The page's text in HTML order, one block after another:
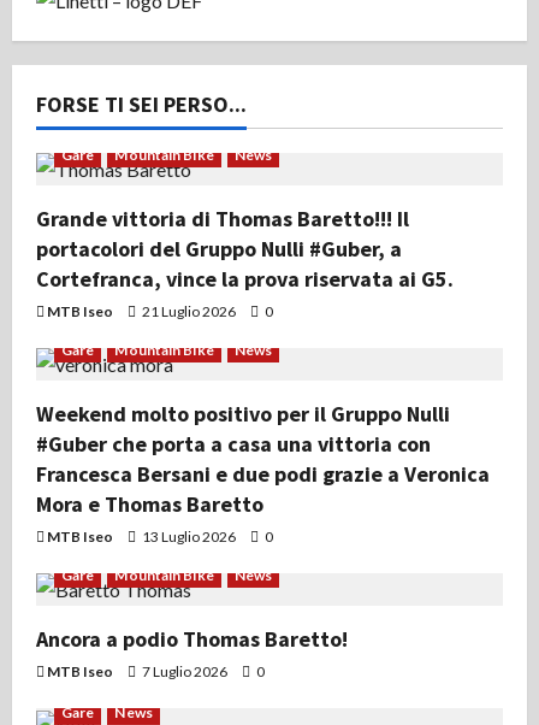
FORSE TI SEI PERSO...
Gare Mountain Bike News
Grande vittoria di Thomas Baretto!!! Il
portacolori del Gruppo Nulli #Guber, a
Cortefranca, vince la prova riservata ai G5.
MTB Iseo 21 Luglio 2026 0
Gare Mountain Bike News
Weekend molto positivo per il Gruppo Nulli
#Guber che porta a casa una vittoria con
Francesca Bersani e due podi grazie a Veronica
Mora e Thomas Baretto
MTB Iseo 13 Luglio 2026 0
Gare Mountain Bike News
Ancora a podio Thomas Baretto!
MTB Iseo 7 Luglio 2026 0
Gare News